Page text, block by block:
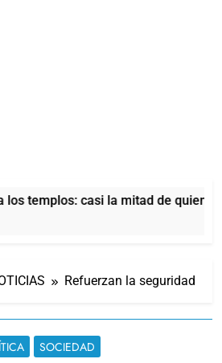
templos: casi la mitad de quienes
Refuerzan la seguridad
SOCIEDAD